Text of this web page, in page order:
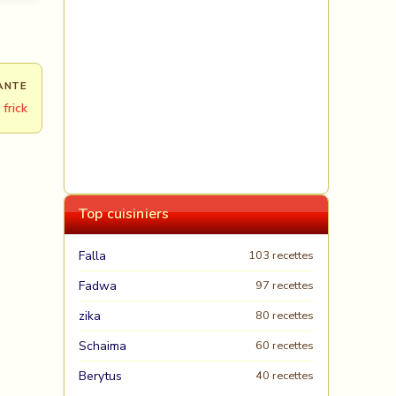
frick
Top cuisiniers
Falla 103 recettes
Fadwa 97 recettes
zika 80 recettes
Schaima 60 recettes
Berytus
40 recettes